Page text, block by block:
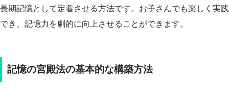
長期記憶として定着させる方法です。お子さんでも楽しく実践
でき、記憶力を劇的に向上させることができます。
記憶の宮殿法の基本的な構築方法